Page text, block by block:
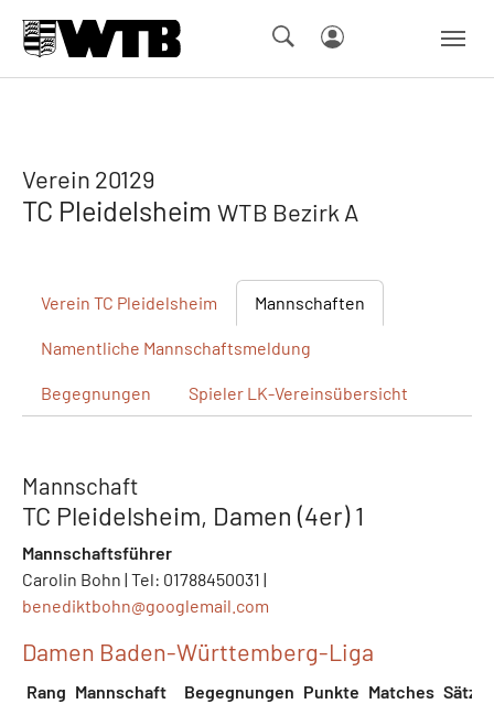
Verein 20129
TC Pleidelsheim WTB Bezirk A
Verein TC Pleidelsheim Mannschaften
Namentliche Mannschaftsmeldung
Begegnungen Spieler LK-Vereinsübersicht
Mannschaft
TC Pleidelsheim, Damen (4er) 1
Mannschaftsführer
Carolin Bohn | Tel: 01788450031 |
benediktbohn@googlemail.com
Damen Baden-Württemberg-Liga
Rang Mannschaft Begegnungen Punkte Matches Sätze